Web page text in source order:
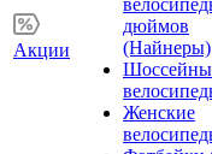
Акции
дюймов
(Найнеры)
Женские